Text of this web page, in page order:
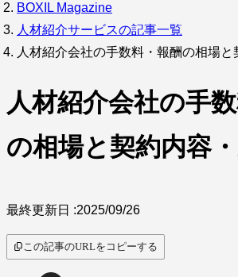
ッ
プ
サービス比較 キーワードから探す
SaaS情報メディア by BOXIL
BOXIL Magazine
人材紹介サービスの記事一覧
人材紹介会社の手数料・報酬の相場
人材紹介会社の手
の相場と契約内容
最終更新日 :2025/09/26
この記事のURLをコピーする